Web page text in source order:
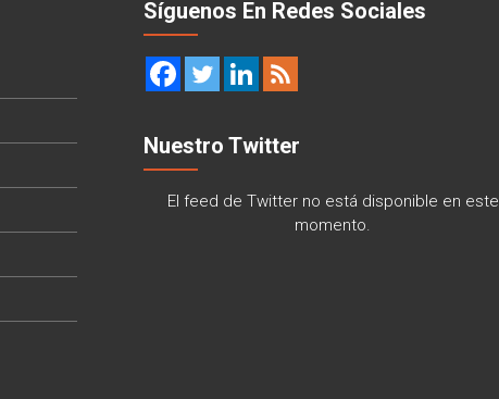
Síguenos En Redes Sociales
Nuestro Twitter
El feed de Twitter no está disponible en este
momento.